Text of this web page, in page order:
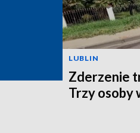
LUBLIN
Zderzenie
Trzy osoby